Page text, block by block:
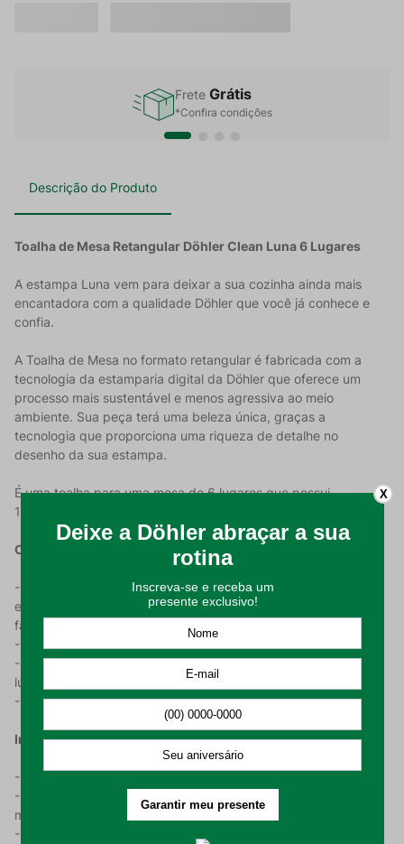
Frete Grátis
*Confira condições
Descrição do Produto
Toalha de Mesa Retangular Döhler Clean Luna 6 Lugares
A estampa Luna vem para deixar a sua cozinha ainda mais
encantadora com a qualidade Döhler que você já conhece e
confia.
A Toalha de Mesa no formato retangular é fabricada com a
tecnologia da estamparia digital da Döhler que oferece um
processo mais sustentável e menos agressiva ao meio
ambiente. Sua peça terá uma beleza única, graças a
tecnologia que proporciona uma riqueza de detalhe no
desenho da sua estampa.
É uma toalha para uma mesa de 6 lugares que possui
140x210cm de medida.
Características do Produto:
- Apresenta a tecnologia Döhler Clean que é uma proteção
especial do produto, que permite que você limpe ele de forma
facilitada, já que ele repele as sujidades;
- Possui em sua composição 50% algodão e 50% poliéster;
- Ideal para mesas retangulares com aproximadamente 6
lugares;
- Linda e minimalista estampa com detalhes em Azul.
Instruções de Lavagem:
- Higienizar o produto antes de utilizar;
- Lavar em processo suave da máquina, com temperatura
máxima de 30C;
- Não alvejar nem limpar a seco;
X